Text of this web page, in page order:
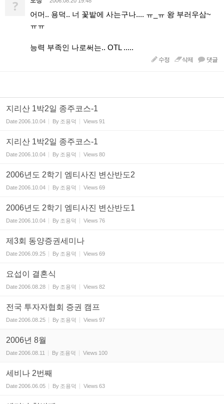
?
어머.. 용덕.. 너 꽃밭에 사는구나.... ㅠ_ㅠ 왕 부러우삼~
ㅠㅠ
능력 부족인 나로써는.. OTL .....
수정 삭제 댓글
지리산 1박2일 종주코스-1
Date2006.10.04 By 조용덕 Views 91
지리산 1박2일 종주코스-1
Date2006.10.04 By 조용덕 Views 80
2006년도 2학기 엠티사진 변산반도2
Date2006.10.04 By 조용덕 Views 69
2006년도 2학기 엠티사진 변산반도1
Date2006.10.04 By 조용덕 Views 76
제3회 동양증권세미나
Date2006.09.25 By 조용덕 Views 69
요섭이 결혼식
Date2006.08.28 By 조용덕 Views 82
전국 투자자협회 증권 캠프
Date2006.08.25 By 조용덕 Views 97
2006년 8월
Date2006.08.11 By 조용덕 Views 100
세비나 2번째
Date2006.06.05 By 조용덕 Views 63